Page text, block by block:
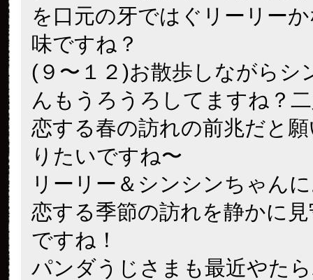
を口元の牙ではぐリーリー
味ですね？
(９〜１２)お散歩しながらシ
んもうろうろしてますね？
恋する春の訪れの前兆だと
りたいですね〜
リーリー＆シンシンちゃん
恋する季節の訪れを静かに
ですね！
パンダうじさまも最近やた